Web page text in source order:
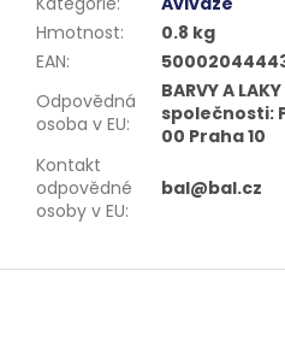
Hmotnost:
0.8 kg
EAN:
Odpovědná
osoba v EU:
BARVY A
společnosti:
00 Praha 10
Kontakt
odpovědné
osoby v EU:
bal@bal.cz
Z